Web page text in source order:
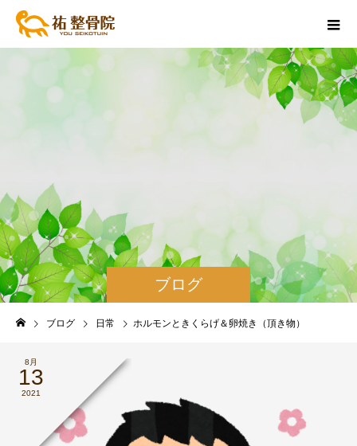
ブログ
ブログ 日常 ホルモンときくらげ＆卵焼き（頂き物）
8月
13
2021